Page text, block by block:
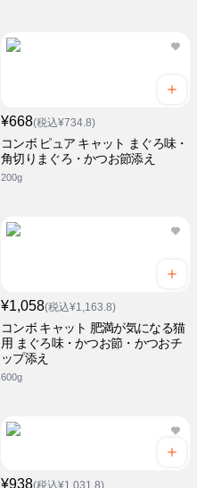
¥668(税込¥734.8)
コンボ ピュア キャット まぐろ味・
角切りまぐろ・かつお節添え
200g
¥1,058(税込¥1,163.8)
コンボ キャット 肥満が気になる猫
用 まぐろ味・かつお節・かつおチ
ップ添え
600g
¥938